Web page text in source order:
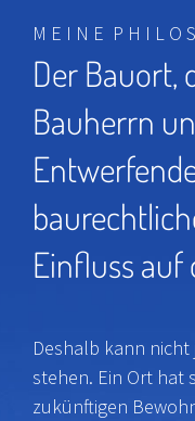
M E I N E P H I L O
Der Bauort,
Bauherrn
Einfluss auf
Deshalb kann nicht
stehen. Ein Ort hat
zukünftigen